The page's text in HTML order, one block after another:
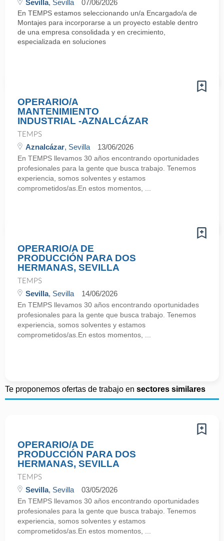
Sevilla, Sevilla 07/06/2026
En TEMPS estamos seleccionando un/a Encargado/a de
Montajes para incorporarse a un proyecto estable dentro
de una empresa consolidada y en crecimiento,
especializada en soluciones
OPERARIO/A
MANTENIMIENTO
INDUSTRIAL -AZNALCÁZAR
TEMPS
Aznalcázar, Sevilla 13/06/2026
En TEMPS llevamos 30 años encontrando oportunidades
profesionales para la gente que busca trabajo. Tenemos
experiencia, somos solventes y estamos
comprometidos/as.En estos momentos, ...
OPERARIO/A DE
PRODUCCIÓN PARA DOS
HERMANAS, SEVILLA
TEMPS
Sevilla, Sevilla 14/06/2026
En TEMPS llevamos 30 años encontrando oportunidades
profesionales para la gente que busca trabajo. Tenemos
experiencia, somos solventes y estamos
comprometidos/as.En estos momentos, ...
Te proponemos ofertas de trabajo en sectores similares
OPERARIO/A DE
PRODUCCIÓN PARA DOS
HERMANAS, SEVILLA
TEMPS
Sevilla, Sevilla 03/05/2026
En TEMPS llevamos 30 años encontrando oportunidades
profesionales para la gente que busca trabajo. Tenemos
experiencia, somos solventes y estamos
comprometidos/as.En estos momentos, ...